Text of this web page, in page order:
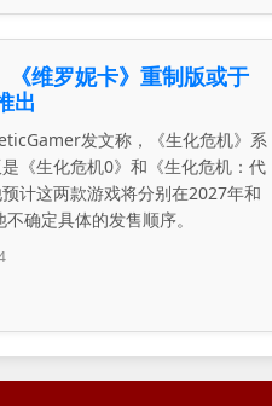
《维罗妮卡》重制版或于
出
发文称，《生化危机》系
《生化危机0》和《生化危机：代
计这两款游戏将分别在2027年和
确定具体的发售顺序。